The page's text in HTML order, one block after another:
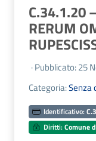
C.34.1.20
RERUM
· Pubblicato: 25
Categoria:Senza
Identificativo:
Diritti:Comune